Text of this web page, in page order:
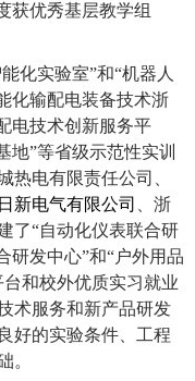
获优秀基层教学组
化实验室”和“机器人
化输配电装备技术浙
电技术创新服务平
地”等省级示范性实训
热电有限责任公司、
新电气有限公司
、浙
了“自动化仪表联合研
研发中心”和“户外用品
和校外优质实习就业
术服务和新产品研发
好的实验条件、工程
。